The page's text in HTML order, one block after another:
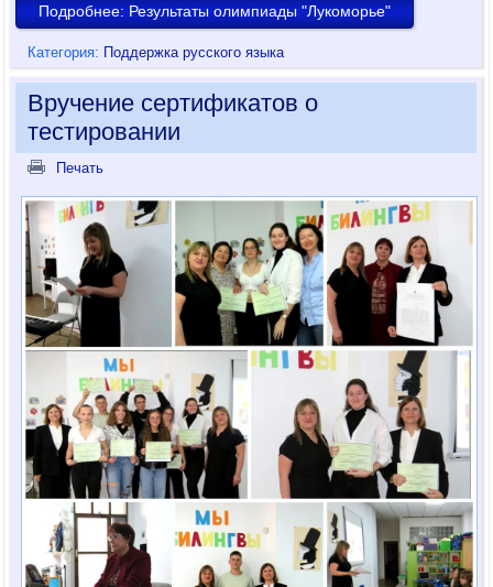
Подробнее: Результаты олимпиады "Лукоморье"
Категория: Поддержка русского языка
Вручение сертификатов о
тестировании
Печать